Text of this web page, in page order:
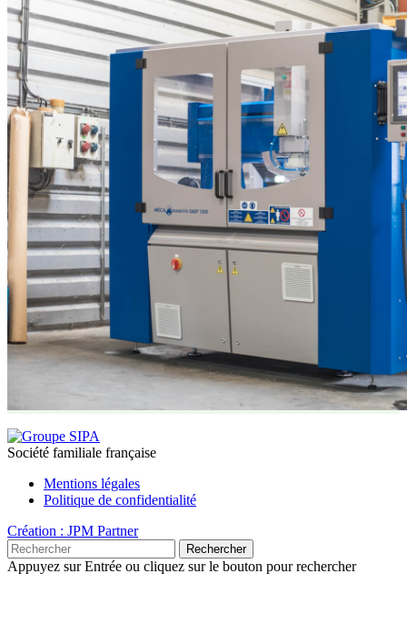
Société familiale française
Mentions légales
Politique de confidentialité
Création : JPM Partner
Rechercher
Appuyez sur Entrée ou cliquez sur le bouton pour rechercher